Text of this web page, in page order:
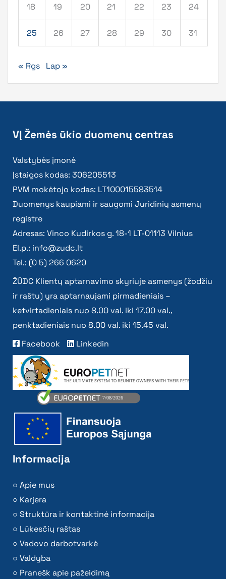
18 19 20 21 22 23 24
25 26 27 28 29 30 31
« Rgs Lap »
VĮ Žemės ūkio duomenų centras
Valstybės įmonė
Įstaigos kodas: 306205513
PVM mokėtojo kodas: LT100015583514
Duomenys kaupiami ir saugomi Juridinių asmenų
registre
Adresas: Vinco Kudirkos g. 18-1 LT-01113 Vilnius
El.p.: info@zudc.lt
Tel.: (0 5) 266 0620
ŽŪDC Klientų aptarnavimo skyriuje asmenys (žodžiu
ir raštu) yra aptarnaujami pirmadieniais –
ketvirtadieniais nuo 8.00 val. iki 17.00 val.,
penktadieniais nuo 8.00 val. iki 15.45 val.
Facebook
Linkedin
Informacija
Apie mus
Karjera
Struktūra ir kontaktinė informacija
Lūkesčių raštas
Vadovo darbotvarkė
Valdyba
Pranešk apie pažeidimą